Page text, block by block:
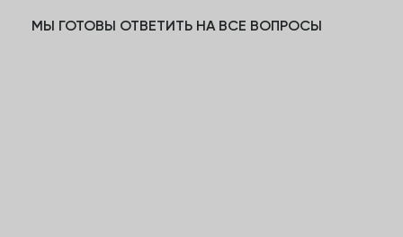
МЫ ГОТОВЫ ОТВЕТИТЬ НА ВСЕ ВОПРОСЫ